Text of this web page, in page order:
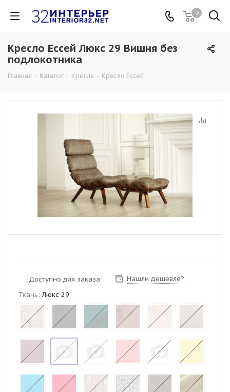
0
Кресло Ессей Люкс 29 Вишня без
подлокотника
Главная - Каталог - Кресла - Кресло Ессей
Доступно для заказа
Нашли дешевле?
Ткань: Люкс 29